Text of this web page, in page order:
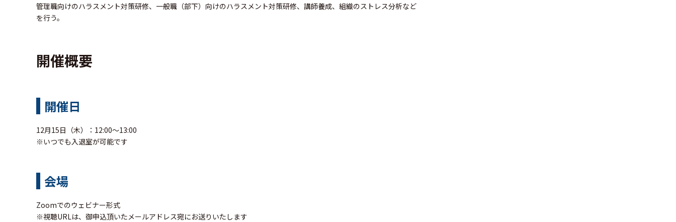
管理職向けのハラスメント対策研修、一般職（部下）向けのハラスメント対策研修、講師養成、組織のストレス分析など
を行う。
開催概要
開催日
12月15日（木）：12:00～13:00
※いつでも入退室が可能です
会場
Zoomでのウェビナー形式
※視聴URLは、御申込頂いたメールアドレス宛にお送りいたします